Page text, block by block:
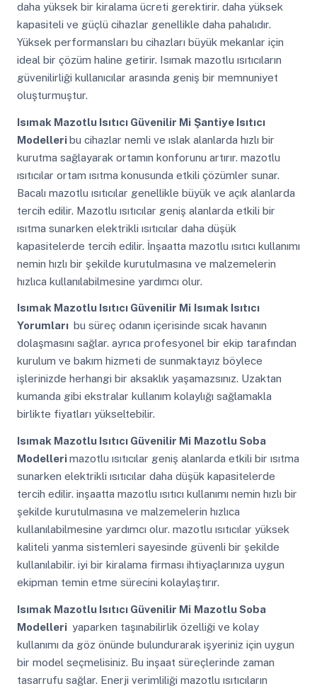
daha yüksek bir kiralama ücreti gerektirir. daha yüksek
kapasiteli ve güçlü cihazlar genellikle daha pahalıdır.
Yüksek performansları bu cihazları büyük mekanlar için
ideal bir çözüm haline getirir. Isımak mazotlu ısıtıcıların
güvenilirliği kullanıcılar arasında geniş bir memnuniyet
oluşturmuştur.
Isımak Mazotlu Isıtıcı Güvenilir Mi Şantiye Isıtıcı
Modelleribu cihazlar nemli ve ıslak alanlarda hızlı bir
kurutma sağlayarak ortamın konforunu artırır. mazotlu
ısıtıcılar ortam ısıtma konusunda etkili çözümler sunar.
Bacalı mazotlu ısıtıcılar genellikle büyük ve açık alanlarda
tercih edilir. Mazotlu ısıtıcılar geniş alanlarda etkili bir
ısıtma sunarken elektrikli ısıtıcılar daha düşük
kapasitelerde tercih edilir. İnşaatta mazotlu ısıtıcı kullanımı
nemin hızlı bir şekilde kurutulmasına ve malzemelerin
hızlıca kullanılabilmesine yardımcı olur.
Isımak Mazotlu Isıtıcı Güvenilir Mi Isımak Isıtıcı
Yorumları bu süreç odanın içerisinde sıcak havanın
dolaşmasını sağlar. ayrıca profesyonel bir ekip tarafından
kurulum ve bakım hizmeti de sunmaktayız böylece
işlerinizde herhangi bir aksaklık yaşamazsınız. Uzaktan
kumanda gibi ekstralar kullanım kolaylığı sağlamakla
birlikte fiyatları yükseltebilir.
Isımak Mazotlu Isıtıcı Güvenilir Mi Mazotlu Soba
Modellerimazotlu ısıtıcılar geniş alanlarda etkili bir ısıtma
sunarken elektrikli ısıtıcılar daha düşük kapasitelerde
tercih edilir. inşaatta mazotlu ısıtıcı kullanımı nemin hızlı bir
şekilde kurutulmasına ve malzemelerin hızlıca
kullanılabilmesine yardımcı olur. mazotlu ısıtıcılar yüksek
kaliteli yanma sistemleri sayesinde güvenli bir şekilde
kullanılabilir. iyi bir kiralama firması ihtiyaçlarınıza uygun
ekipman temin etme sürecini kolaylaştırır.
Isımak Mazotlu Isıtıcı Güvenilir Mi Mazotlu Soba
Modelleri yaparken taşınabilirlik özelliği ve kolay
kullanımı da göz önünde bulundurarak işyeriniz için uygun
bir model seçmelisiniz. Bu inşaat süreçlerinde zaman
tasarrufu sağlar. Enerji verimliliği mazotlu ısıtıcıların